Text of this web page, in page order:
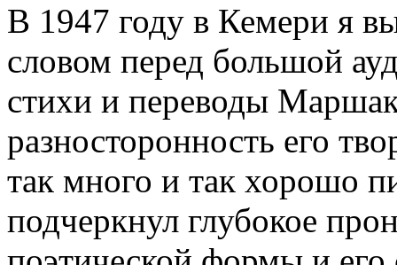
В 1947 году в Кемери я
словом перед большой
стихи и переводы
разносторонность его
так много и так хорошо
подчеркнул глубокое